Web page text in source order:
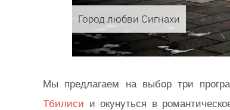
Город любви Сигнахи
Мы предлагаем на выбор три
Тбилиси и окунуться в